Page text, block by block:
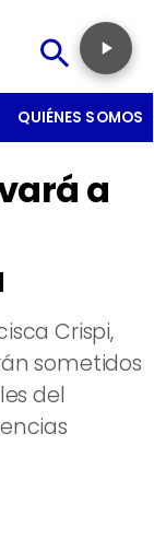
QUIÉNES SOMOS
a
Crispi,
sometidos
del